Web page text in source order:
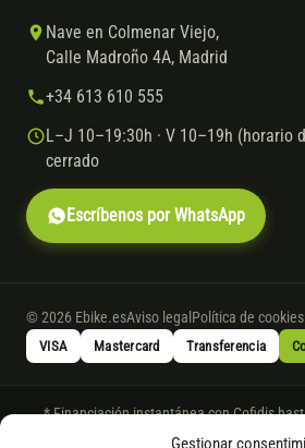
Gestionar
Nave en Colmenar Viejo,
Calle Madroño 4A, Madrid
+34 613 610 555
L–J 10–19:30h · V 10–19h (horario
cerrado
Escríbenos por WhatsApp
© 2026 Ebike.esAviso legal Política de cookies
VISA Mastercard Transferencia
* Financiación instantánea con Cofidis
Gasto de apertura: 4% hasta 18 meses y 7%